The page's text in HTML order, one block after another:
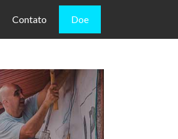
Contato Doe